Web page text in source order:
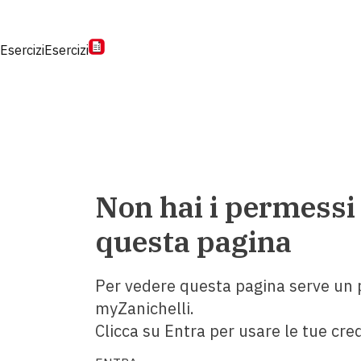
EserciziEsercizi
Non hai i
questa pagina
Per vedere questa pagina serve un
myZanichelli.
Clicca su Entra per usare le tue